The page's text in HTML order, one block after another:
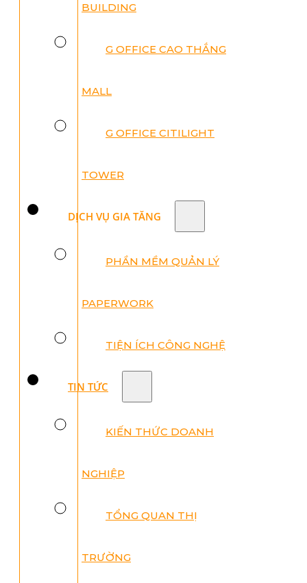
BUILDING
G OFFICE CAO THẮNG
MALL
G OFFICE CITILIGHT
TOWER
DỊCH VỤ GIA TĂNG
PHẦN MỀM QUẢN LÝ
PAPERWORK
TIỆN ÍCH CÔNG NGHỆ
TIN TỨC
KIẾN THỨC DOANH
NGHIỆP
TỔNG QUAN THỊ
TRƯỜNG